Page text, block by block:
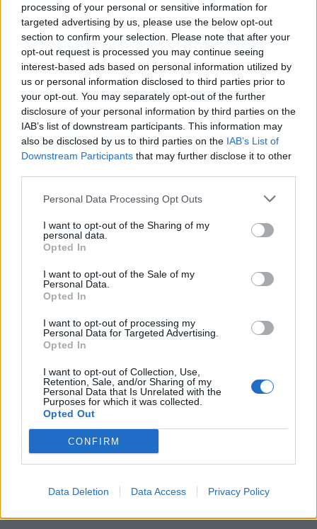
processing of your personal or sensitive information for
targeted advertising by us, please use the below opt-out
section to confirm your selection. Please note that after your
opt-out request is processed you may continue seeing
interest-based ads based on personal information utilized by
us or personal information disclosed to third parties prior to
your opt-out. You may separately opt-out of the further
disclosure of your personal information by third parties on the
IAB’s list of downstream participants. This information may
also be disclosed by us to third parties on the IAB’s List of
Downstream Participants that may further disclose it to other
Personal Data Processing Opt Outs
I want to opt-out of the Sharing of my
personal data.
Opted In
I want to opt-out of the Sale of my
Personal Data.
Opted In
I want to opt-out of processing my
Personal Data for Targeted Advertising.
Opted In
I want to opt-out of Collection, Use,
Retention, Sale, and/or Sharing of my
Personal Data that Is Unrelated with the
Purposes for which it was collected.
Opted Out
CONFIRM
Data Deletion Data Access Privacy Policy
In evidenza